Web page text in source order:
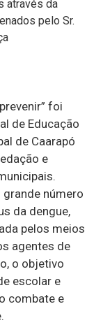
através da
pelo Sr.
foi
de Educação
de Caarapó
e
número
da dengue,
pelos meios
agentes de
o objetivo
escolar e
combate e